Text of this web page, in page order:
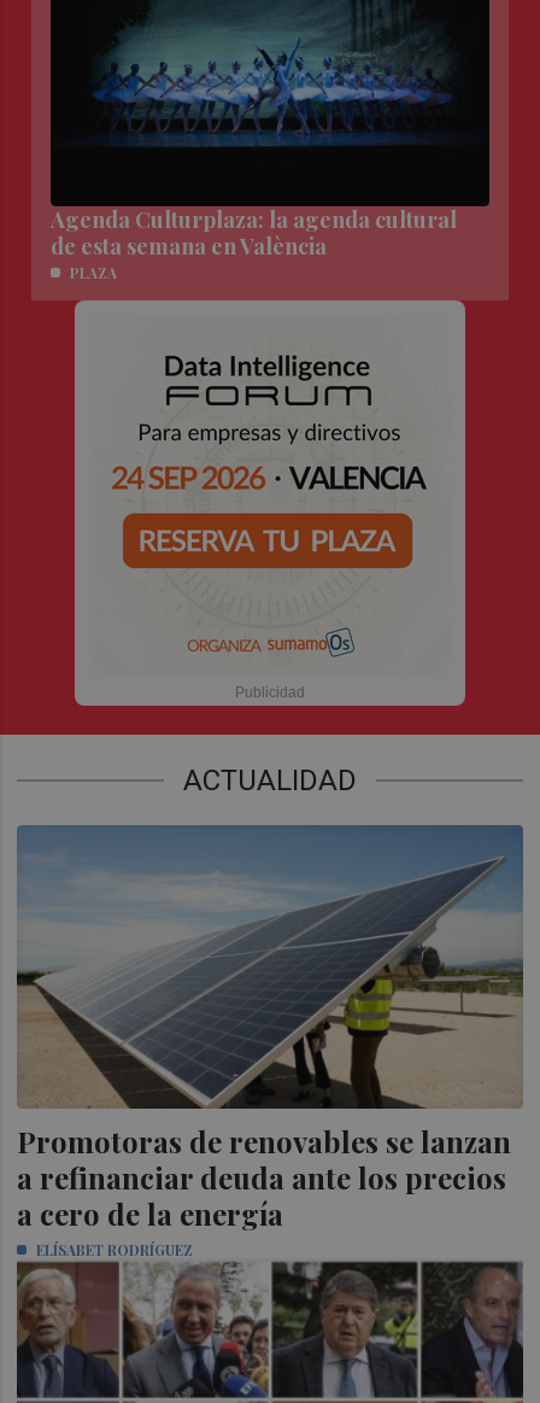
Agenda Culturplaza: la agenda cultural
de esta semana en València
PLAZA
ACTUALIDAD
Promotoras de renovables se lanzan
a refinanciar deuda ante los precios
a cero de la energía
ELÍSABET RODRÍGUEZ